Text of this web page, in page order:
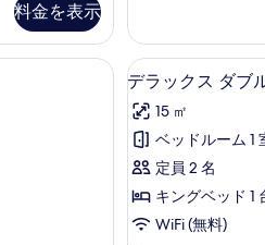
す
る
料金を表示
細
デ
ラ
ッ
ク
ス
ダ
6
デラックス ダブ
15 ㎡
ベッドルーム 1
定員 2 名
キングベッド 1
WiFi (無料)